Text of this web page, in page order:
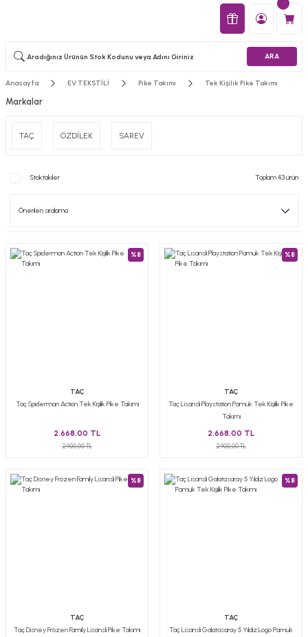
ARA
Anasayfa EV TEKSTİLİ Pike Takımı Tek Kişilik Pike Takımı
Markalar
TAÇ ÖZDİLEK SAREV
Stoktakiler Toplam 43 ürün
%8
TAÇ
Taç Spiderman Actıon Tek Kişilik Pike Takımı
2.668,00 TL
2.900,00 TL
%8
TAÇ
Taç Lisanslı Playstation Pamuk Tek Kişilik Pike
Takımı
2.668,00 TL
2.900,00 TL
%8
TAÇ
Taç Disney Frozen Family Lisanslı Pike Takımı
%8
TAÇ
Taç Lisanslı Galatasaray 5 Yıldız Logo Pamuk